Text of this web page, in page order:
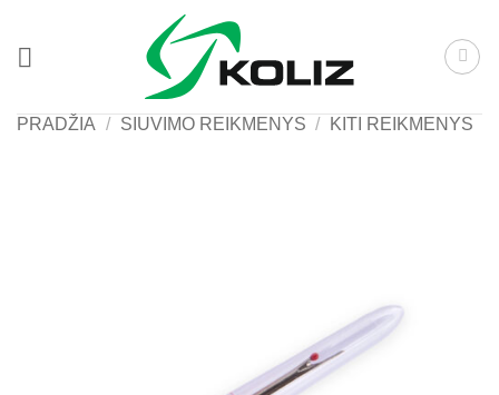
content
PRADŽIA / SIUVIMO REIKMENYS / KITI REIKMENYS